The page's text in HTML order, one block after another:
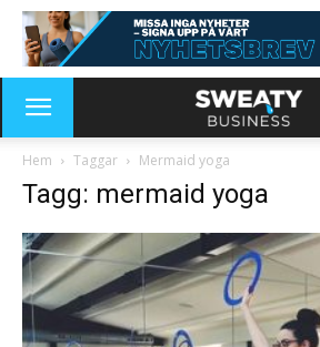
Hem Taggar Mermaid yoga
Tagg: mermaid yoga